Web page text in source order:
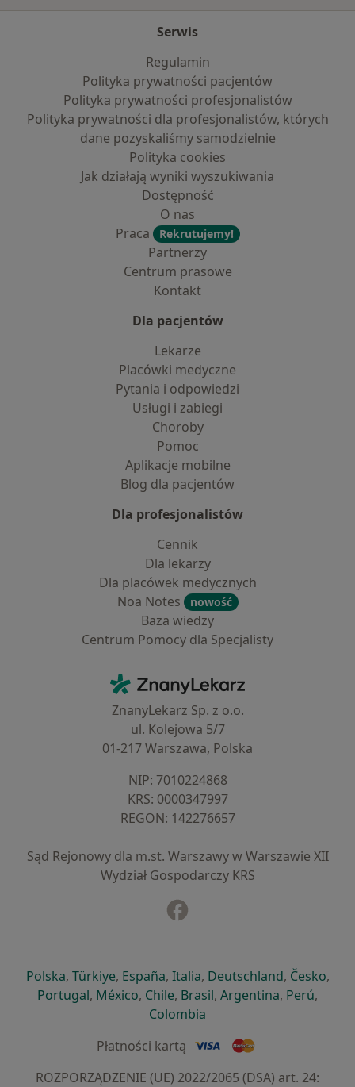
Serwis
Regulamin
Polityka prywatności pacjentów
Polityka prywatności profesjonalistów
Polityka prywatności dla profesjonalistów, których
dane pozyskaliśmy samodzielnie
Polityka cookies
Jak działają wyniki wyszukiwania
Dostępność
O nas
Praca
Rekrutujemy!
Partnerzy
Centrum prasowe
Kontakt
Dla pacjentów
Lekarze
Placówki medyczne
Pytania i odpowiedzi
Usługi i zabiegi
Choroby
Pomoc
Aplikacje mobilne
Blog dla pacjentów
Dla profesjonalistów
Cennik
Dla lekarzy
Dla placówek medycznych
Noa Notes
nowość
Baza wiedzy
Centrum Pomocy dla Specjalisty
ZnanyLekarz - Strona główna
ZnanyLekarz Sp. z o.o.
ul. Kolejowa 5/7
01-217 Warszawa, Polska
NIP: ⁠7010224868
KRS: ⁠0000347997
REGON: ⁠142276657
Sąd Rejonowy dla m.st. Warszawy w Warszawie XII
Wydział Gospodarczy KRS
Polskaotwiera się w nowej karcie
, Türkiyeotwiera się w nowej karcie
, Españaotwiera się w nowej karcie
, Italiaotwiera się w nowej
, Deutschlandotwiera się
, Česko,
Portugalotwiera się w nowej karcie
, Méxicootwiera się w nowej karcie
, Chileotwiera się w nowej karcie
, Brasilotwiera się w nowej
, Argentinaotwiera się
, Perú,
Colombia
Płatności kartą
ROZPORZĄDZENIE (UE) 2022/2065 (DSA) art. 24: